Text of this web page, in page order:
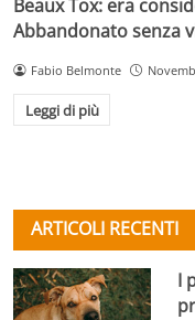
Beaux Tox: era
Abbandonato senza
Fabio Belmonte
Leggi di più
ARTICOLI RECENTI
I